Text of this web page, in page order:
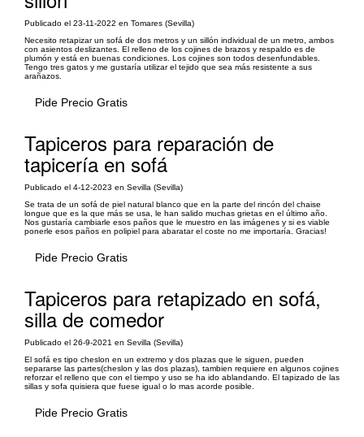
Publicado el 23-11-2022 en Tomares (Sevilla)
Necesito retapizar un sofá de dos metros y un sillón individual de un metro, ambos
con asientos deslizantes. El relleno de los cojines de brazos y respaldo es de
plumón y está en buenas condiciones. Los cojines son todos desenfundables.
Tengo tres gatos y me gustaría utilizar el tejido que sea más resistente a sus
arañazos.
Pide Precio Gratis
Tapiceros para reparación de
tapicería en sofá
Publicado el 4-12-2023 en Sevilla (Sevilla)
Se trata de un sofá de piel natural blanco que en la parte del rincón del chaise
longue que es la que más se usa, le han salido muchas grietas en el último año.
Nos gustaría cambiarle esos paños que le muestro en las imágenes y si es viable
ponerle esos paños en polipiel para abaratar el coste no me importaría. Gracias!
Pide Precio Gratis
Tapiceros para retapizado en sofá,
silla de comedor
Publicado el 26-9-2021 en Sevilla (Sevilla)
El sofá es tipo cheslon en un extremo y dos plazas que le siguen, pueden
separarse las partes(cheslon y las dos plazas), tambien requiere en algunos cojines
reforzar el relleno que con el tiempo y uso se ha ido ablandando. El tapizado de las
sillas y sofa quisiera que fuese igual o lo mas acorde posible.
Pide Precio Gratis